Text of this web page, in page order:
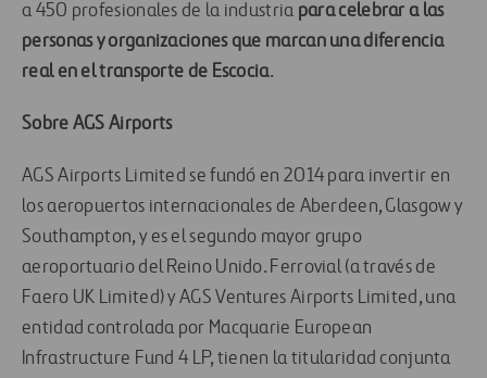
a 450 profesionales de la industria para celebrar a las
personas y organizaciones que marcan una diferencia
real en el transporte de Escocia.
Sobre AGS Airports
AGS Airports Limited se fundó en 2014 para invertir en
los aeropuertos internacionales de Aberdeen, Glasgow y
Southampton, y es el segundo mayor grupo
aeroportuario del Reino Unido. Ferrovial (a través de
Faero UK Limited) y AGS Ventures Airports Limited, una
entidad controlada por Macquarie European
Infrastructure Fund 4 LP, tienen la titularidad conjunta